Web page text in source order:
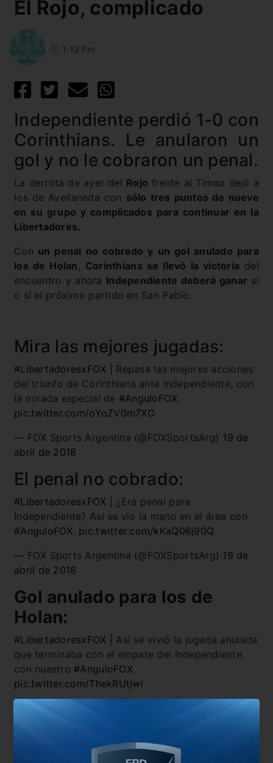
El Rojo, complicado
Independiente perdió 1-0 con
Corinthians. Le anularon un
gol y no le cobraron un penal.
La derrota de ayer del Rojo frente al Timao dejó a
los de Avellaneda con sólo tres puntos de nueve
en su grupo y complicados para continuar en la
Libertadores.
Con un penal no cobrado y un gol anulado para
los de Holan , Corinthians se llevó la victoria del
encuentro y ahora Independiente deberá ganar sí
o sí el próximo partido en San Pablo.
Mira las mejores jugadas:
#LibertadoresxFOX | Repasa las mejores acciones
del triunfo de Corinthians ante Independiente, con
la mirada especial de #AnguloFOX .
pic.twitter.com/oYoZV0m7XO
— FOX Sports Argentina (@FOXSportsArg) 19 de
abril de 2018
El penal no cobrado:
#LibertadoresxFOX | ¿Era penal para
Independiente? Así se vio la mano en el área con
#AnguloFOX . pic.twitter.com/kKaQ06j90Q
— FOX Sports Argentina (@FOXSportsArg) 19 de
abril de 2018
Gol anulado para los de
Holan:
#LibertadoresxFOX | Así se vivió la jugada anulada
que terminaba con el empate del Independiente,
con nuestro#AnguloFOX.
pic.twitter.com/ThekRUtjwi
— FOX Sports Argentina (@FOXSportsArg)
19 de